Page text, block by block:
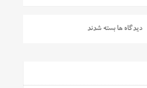
دیدگاه ها بسته شدند